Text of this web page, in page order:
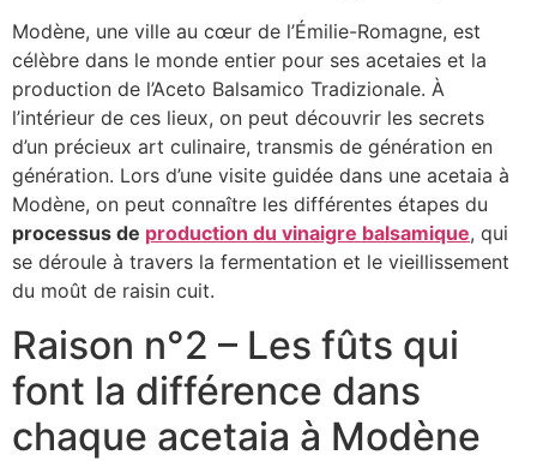
Modène, une ville au cœur de l’Émilie-Romagne, est
célèbre dans le monde entier pour ses acetaies et la
production de l’Aceto Balsamico Tradizionale. À
l’intérieur de ces lieux, on peut découvrir les secrets
d’un précieux art culinaire, transmis de génération en
génération. Lors d’une visite guidée dans une acetaia à
Modène, on peut connaître les différentes étapes du
processus de production du vinaigre balsamique, qui
se déroule à travers la fermentation et le vieillissement
du moût de raisin cuit.
Raison n°2 – Les fûts qui
font la différence dans
chaque acetaia à Modène